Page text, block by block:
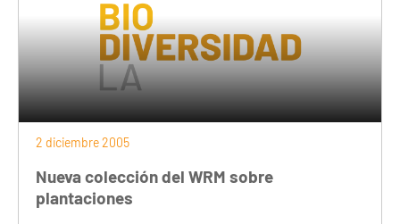
2 diciembre 2005
Nueva colección del WRM sobre
plantaciones